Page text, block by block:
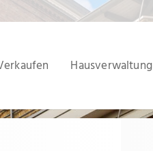
Hausverwaltung